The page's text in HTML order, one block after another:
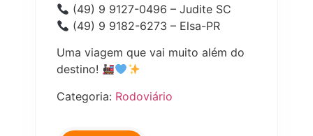
(49) 9 9127-0496 – Judite SC
(49) 9 9182-6273 – Elsa-PR
Uma viagem que vai muito além do
destino!
Categoria: Rodoviário